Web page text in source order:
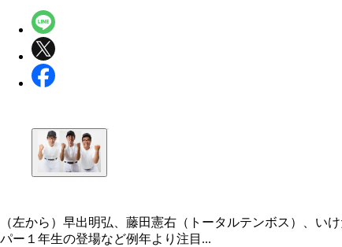
（左から）早出明弘、藤田憲右（トータルテンボス）、
パー１年生の登場など例年より注目...